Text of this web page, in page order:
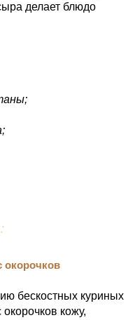
делает блюдо
бескостных куриных
кожу,